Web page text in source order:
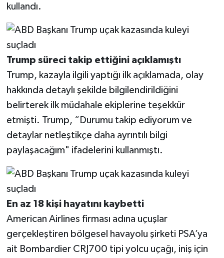
kullandı.
Trump süreci takip ettiğini açıklamıştı
Trump, kazayla ilgili yaptığı ilk açıklamada, olay
hakkında detaylı şekilde bilgilendirildiğini
belirterek ilk müdahale ekiplerine teşekkür
etmişti. Trump, “Durumu takip ediyorum ve
detaylar netleştikçe daha ayrıntılı bilgi
paylaşacağım" ifadelerini kullanmıştı.
En az 18 kişi hayatını kaybetti
American Airlines firması adına uçuşlar
gerçekleştiren bölgesel havayolu şirketi PSA’ya
ait Bombardier CRJ700 tipi yolcu uçağı, iniş için